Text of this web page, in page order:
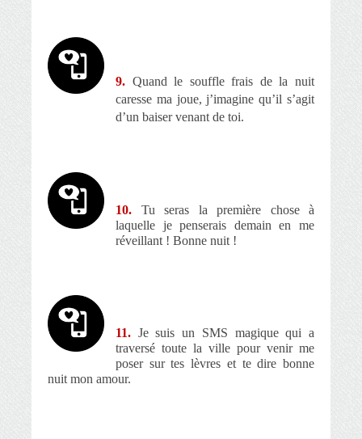
9. Quand le souffle frais de la nuit
caresse ma joue, j’imagine qu’il s’agit
d’un baiser venant de toi.
10. Tu seras la première chose à
laquelle je penserais demain en me
réveillant ! Bonne nuit !
11. Je suis un SMS magique qui a
traversé toute la ville pour venir me
poser sur tes lèvres et te dire bonne
nuit mon amour.